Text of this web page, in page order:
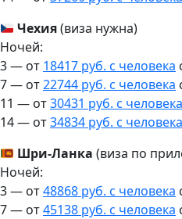
Чехия(виза нужна)
Ночей:
3 — от 18417 руб. с человека
7 — от22744 руб. с человека
11 — от30431 руб. с человека
14 — от34834 руб. с человека
Шри-Ланка (виза по
Ночей:
3 — от48868 руб. с человека
7 — от45138 руб. с человека